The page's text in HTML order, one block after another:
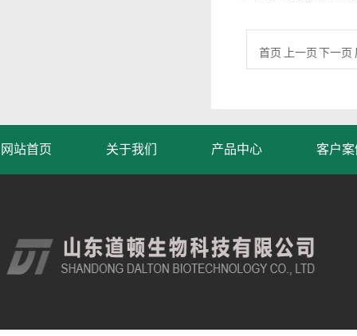
首页 上一页 下一页
网站首页 关于我们 产品中心 客户案